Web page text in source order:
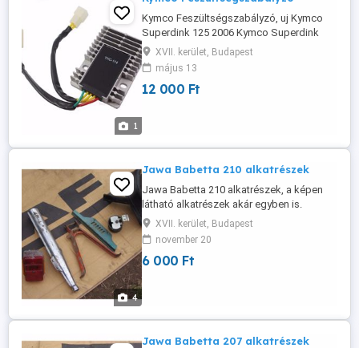
1
Kymco Feszültségszabályzó, uj Kymco
Superdink 125 2006 Kymco Superdink
125 2007 Kymco Superdink 125 2008
Kymco People s 250 2007 Kymco People s
250 2008 Kymco Xciting i 250 2006 Kymco
Xciting i 250 2007 Kymco Xciting i 250
XVII. kerület, Budapest
május 13
12 000 Ft
4
Jawa Babetta 210 alkatrészek
Jawa Babetta 210 alkatrészek, a képen
látható alkatrészek akár egyben is.
XVII. kerület, Budapest
november 20
6 000 Ft
Jawa Babetta 207 alkatrészek